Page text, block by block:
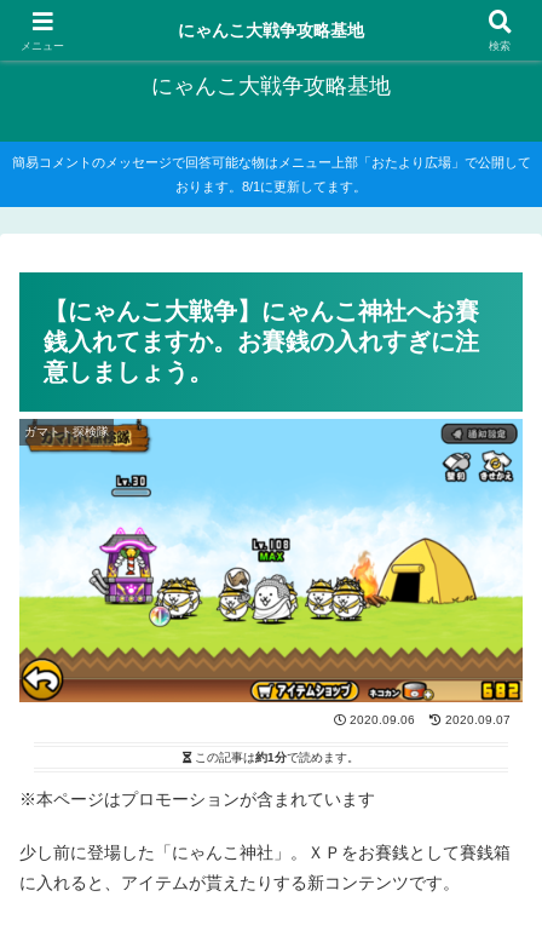
にゃんこ大戦争の攻略がメインですが、他のゲームの記事もたまに書いてます
にゃんこ大戦争攻略基地
簡易コメントのメッセージで回答可能な物はメニュー上部「おたより広場」で公開して
おります。8/1に更新してます。
【にゃんこ大戦争】にゃんこ神社へお賽
銭入れてますか。お賽銭の入れすぎに注
意しましょう。
ガマトト探検隊
2020.09.06 2020.09.07
この記事は約1分で読めます。
※本ページはプロモーションが含まれています
少し前に登場した「にゃんこ神社」。ＸＰをお賽銭として賽銭箱
に入れると、アイテムが貰えたりする新コンテンツです。
メニュー
にゃんこ大戦争攻略基地
検索